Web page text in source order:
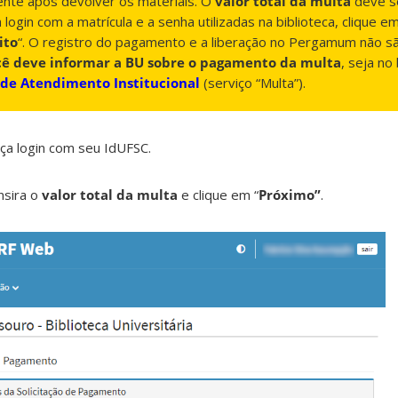
login com a matrícula e a senha utilizadas na biblioteca, clique
“. O registro do pagamento e a liberação no Pergamum não
deve informar a BU sobre o pagamento da multa, seja no
Atendimento Institucional (serviço “Multa”).
login com seu IdUFSC.
o valor total da multa e clique em “Próximo”.